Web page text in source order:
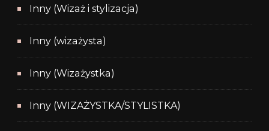
Inny (Wizaż i stylizacja)
Inny (wizażysta)
Inny (Wizażystka)
Inny (WIZAŻYSTKA/STYLISTKA)